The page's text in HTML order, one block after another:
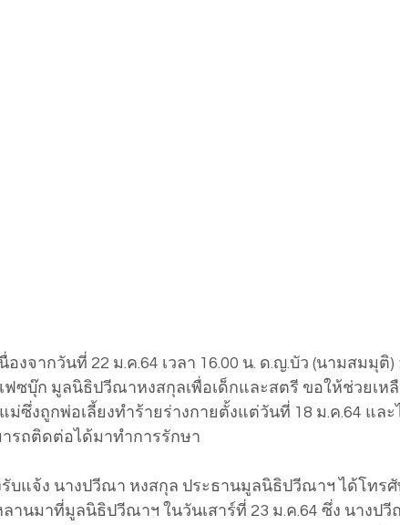
องจากวันที่ 22 ม.ค.64 เวลา 16.00 น. ด.ญ.บัว (นามสมมุ
ฟซบุ๊ก มูลนิธิปวีณาหงสกุลเพื่อเด็กและสตรี ขอให้ช่วยเห
ม่ซึ่งถูกพ่อเลี้ยงทำร้ายร่างกายตั้งแต่วันที่ 18 ม.ค.64 แล
รถติดต่อได้มาทำการรักษา
บแจ้ง นางปวีณา หงสกุล ประธานมูลนิธิปวีณาฯ ได้โทร
านมาที่มูลนิธิปวีณาฯ ในวันเสาร์ที่ 23 ม.ค.64 ซึ่ง นางป